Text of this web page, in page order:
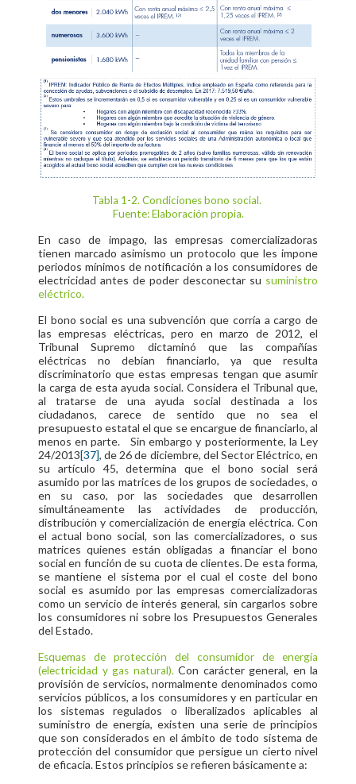
Tabla 1-2. Condiciones bono social.
Fuente: Elaboración propia.
En caso de impago, las empresas comercializadoras
tienen marcado asimismo un protocolo que les impone
periodos mínimos de notificación a los consumidores de
electricidad antes de poder desconectar su suministro
eléctrico.
El bono social es una subvención que corría a cargo de
las empresas eléctricas, pero en marzo de 2012, el
Tribunal Supremo dictaminó que las compañías
eléctricas no debían financiarlo, ya que resulta
discriminatorio que estas empresas tengan que asumir
la carga de esta ayuda social. Considera el Tribunal que,
al tratarse de una ayuda social destinada a los
ciudadanos, carece de sentido que no sea el
presupuesto estatal el que se encargue de financiarlo, al
menos en parte. Sin embargo y posteriormente, la Ley
24/2013[37], de 26 de diciembre, del Sector Eléctrico, en
su artículo 45, determina que el bono social será
asumido por las matrices de los grupos de sociedades, o
en su caso, por las sociedades que desarrollen
simultáneamente las actividades de producción,
distribución y comercialización de energía eléctrica. Con
el actual bono social, son las comercializadores, o sus
matrices quienes están obligadas a financiar el bono
social en función de su cuota de clientes. De esta forma,
se mantiene el sistema por el cual el coste del bono
social es asumido por las empresas comercializadoras
como un servicio de interés general, sin cargarlos sobre
los consumidores ni sobre los Presupuestos Generales
del Estado.
Esquemas de protección del consumidor de energía
(electricidad y gas natural). Con carácter general, en la
provisión de servicios, normalmente denominados como
servicios públicos, a los consumidores y en particular en
los sistemas regulados o liberalizados aplicables al
suministro de energía, existen una serie de principios
que son considerados en el ámbito de todo sistema de
protección del consumidor que persigue un cierto nivel
de eficacia. Estos principios se refieren básicamente a: